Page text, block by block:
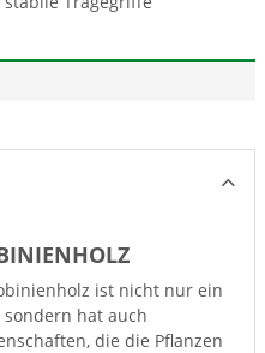
ist nicht nur ein
hat auch
die die Pflanzen